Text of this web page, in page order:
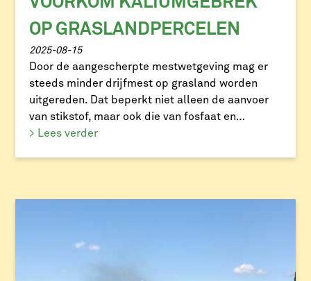
OP GRASLANDPERCELEN
2025-08-15
Door de aangescherpte mestwetgeving mag er
steeds minder drijfmest op grasland worden
uitgereden. Dat beperkt niet alleen de aanvoer
van stikstof, maar ook die van fosfaat en
kalium.Kalium is essentieel voor groei,
grassprieten. Het leidt bovendien […]
> Lees verder